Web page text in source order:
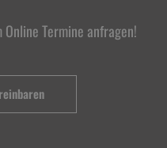
Termine anfragen!